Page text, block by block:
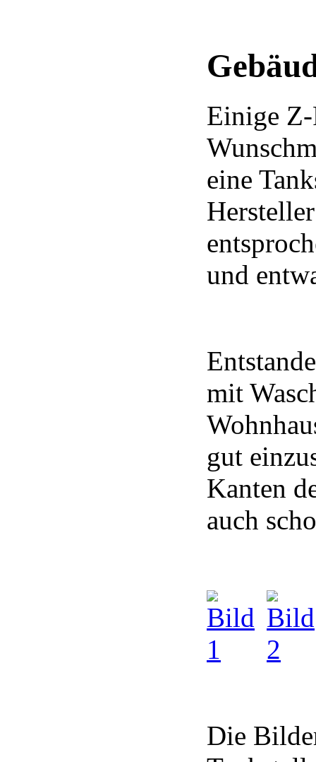
Einige
eine
und
mit
gut
Kanten
auch
Die